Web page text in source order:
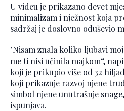
U videu je prikazano devet
minimalizam i nježnost koja
sadržaj je doslovno oduševio
"Nisam znala koliko ljubavi
me ti nisi učinila majkom“,
koji je prikupio više od 32
koji prikazuje razvoj njene
simbol njene unutrašnje
ispunjava.